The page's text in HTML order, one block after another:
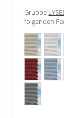
Gruppe
folgenden